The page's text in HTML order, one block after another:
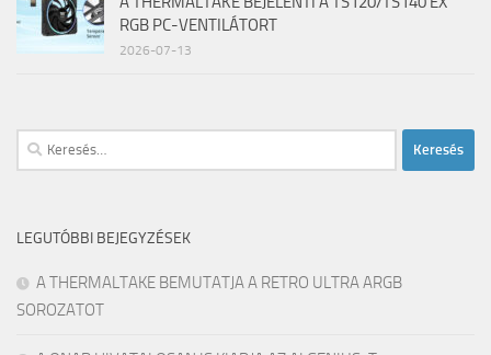
RGB PC-VENTILÁTORT
2026-07-13
Keresés:
LEGUTÓBBI BEJEGYZÉSEK
A THERMALTAKE BEMUTATJA A RETRO ULTRA ARGB
SOROZATOT